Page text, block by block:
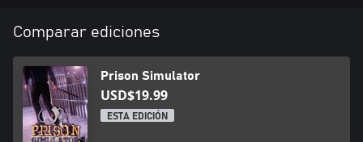
Comparar ediciones
Prison Simulator
USD$19.99
ESTA EDICIÓN